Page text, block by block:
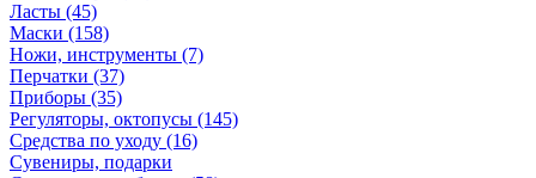
Ласты (45)
Маски (158)
Ножи, инструменты (7)
Перчатки (37)
Приборы (35)
Регуляторы, октопусы (145)
Средства по уходу (16)
Сувениры, подарки